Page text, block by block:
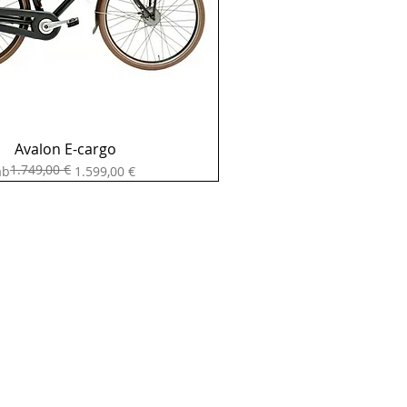
Avalon E-cargo
1.749,00 € 1.599,00 €
Preis